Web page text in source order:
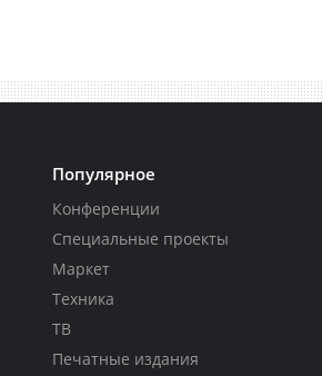
Популярное
Конференции
Специальные проекты
Маркет
Техника
ТВ
Печатные издания